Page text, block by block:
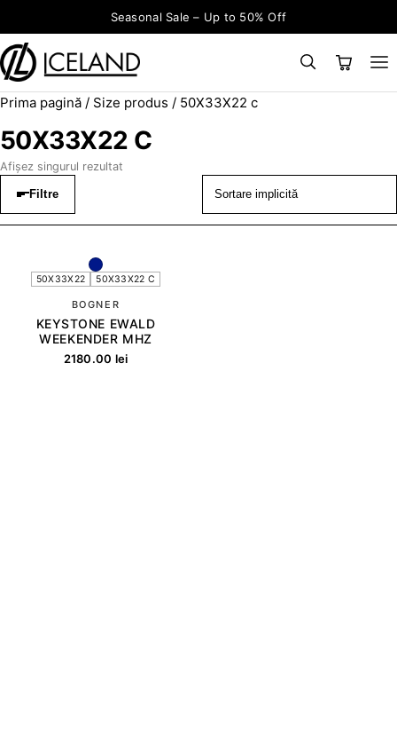
Seasonal Sale – Up to 50% Off
Prima pagină / Size produs / 50X33X22 c
50X33X22 C
Afișez singurul rezultat
Filtre
50X33X22 50X33X22 C
BOGNER
KEYSTONE EWALD
WEEKENDER MHZ
2180.00 lei